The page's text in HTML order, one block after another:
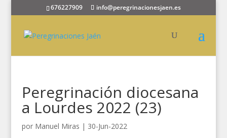
676227909 info@peregrinacionesjaen.es
Peregrinación diocesana
a Lourdes 2022 (23)
por Manuel Miras | 30-Jun-2022